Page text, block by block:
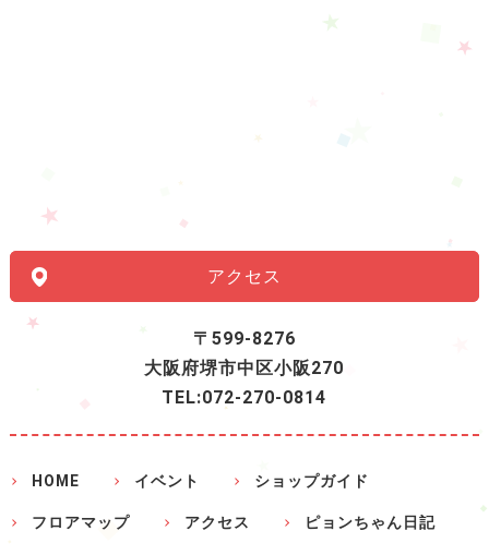
アクセス
〒599-8276
大阪府堺市中区小阪270
TEL:072-270-0814
HOME イベント ショップガイド
フロアマップ アクセス ピョンちゃん日記